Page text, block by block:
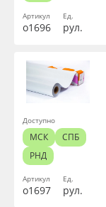
Артикул
о1696
Ед.
рул.
Артикул
о1697
Ед.
рул.
Доступно
МСК
СПБ
РНД